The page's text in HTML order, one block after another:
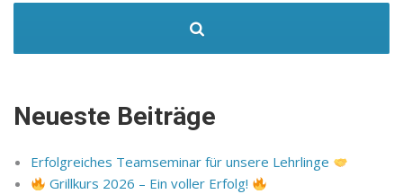
Neueste Beiträge
Erfolgreiches Teamseminar für unsere Lehrlinge
Grillkurs 2026 – Ein voller Erfolg!